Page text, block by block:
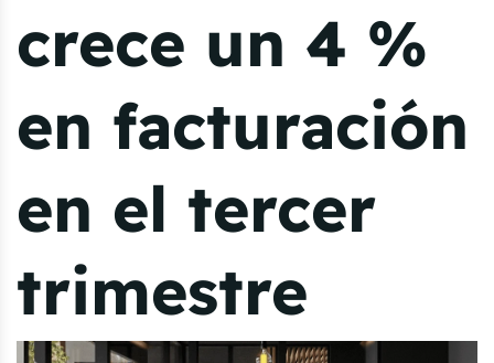
crece un 4 %
en facturación
en el tercer
trimestre